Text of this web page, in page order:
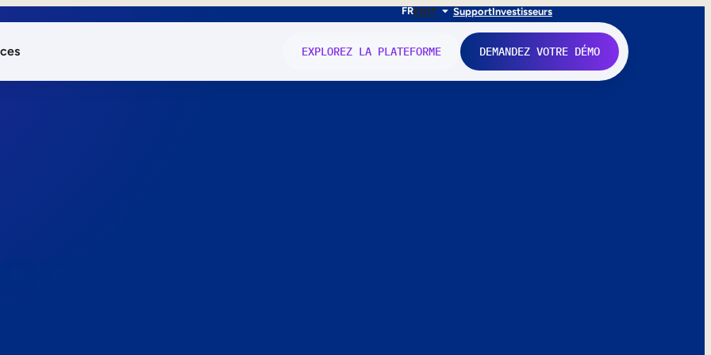
FRENIT SupportInvestisseurs
EXPLOREZ LA PLATEFORME DEMANDEZ VOTRE DÉMO